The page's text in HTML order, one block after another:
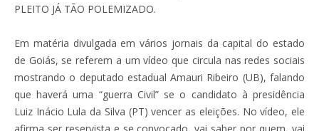
PLEITO JÁ TÃO POLEMIZADO.
Em matéria divulgada em vários jornais da capital do estado
de Goiás, se referem a um vídeo que circula nas redes sociais
mostrando o deputado estadual Amauri Ribeiro (UB), falando
que haverá uma “guerra Civil” se o candidato à presidência
Luiz Inácio Lula da Silva (PT) vencer as eleições. No vídeo, ele
afirma ser reservista e se convocado, vai saber por quem, vai